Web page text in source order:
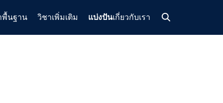
พื้นฐาน วิชาเพิ่มเติม แบ่งปันเกี่ยวกับเรา